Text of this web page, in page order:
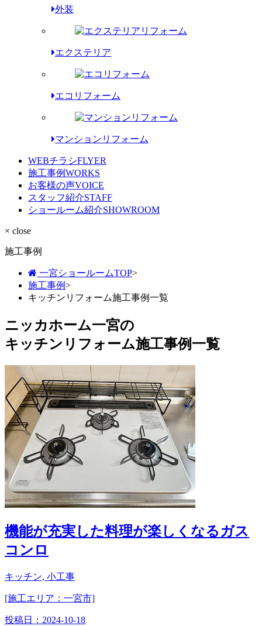
外装
エクステリア
エコリフォーム
マンションリフォーム
WEBチラシFLYER
施工事例WORKS
お客様の声VOICE
スタッフ紹介STAFF
ショールーム紹介SHOWROOM
× close
施工事例
一宮ショールームTOP>
施工事例>
キッチンリフォーム施工事例一覧
ニッカホーム一宮の
キッチンリフォーム施工事例一覧
機能が充実した料理が楽しくなるガス
コンロ
キッチン, 小工事
[施工エリア：一宮市]
投稿日： 2024-10-18